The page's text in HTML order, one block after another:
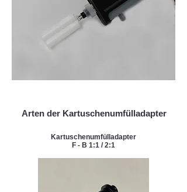
Arten der Kartuschenumfülladapter
Kartuschenumfülladapter
F - B 1:1 / 2:1